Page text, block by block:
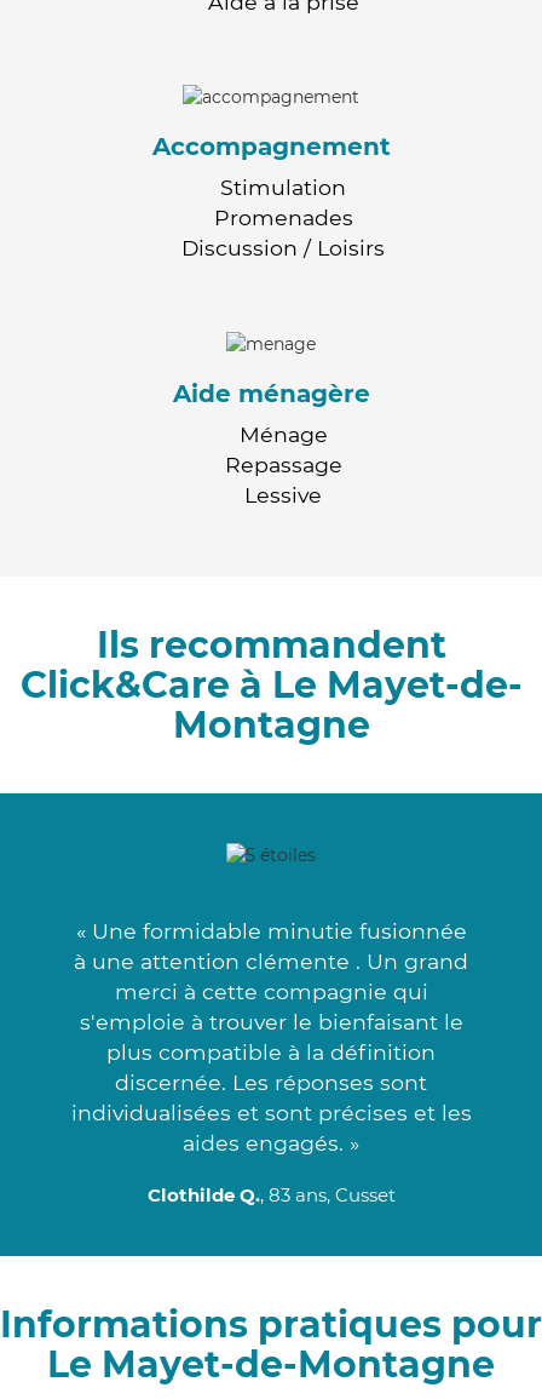
Accompagnement
Stimulation
Promenades
Discussion / Loisirs
Aide ménagère
Ménage
Repassage
Lessive
Ils recommandent
Click&Care à Le Mayet-de-
Montagne
« Une formidable minutie fusionnée
à une attention clémente . Un grand
merci à cette compagnie qui
s'emploie à trouver le bienfaisant le
plus compatible à la définition
discernée. Les réponses sont
individualisées et sont précises et les
aides engagés. »
Clothilde Q., 83 ans, Cusset
Informations pratiques pour
Le Mayet-de-Montagne